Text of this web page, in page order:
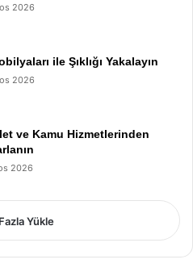
2026
ile Şıklığı Yakalayın
2026
ve Kamu Hizmetlerinden
2026
Yükle